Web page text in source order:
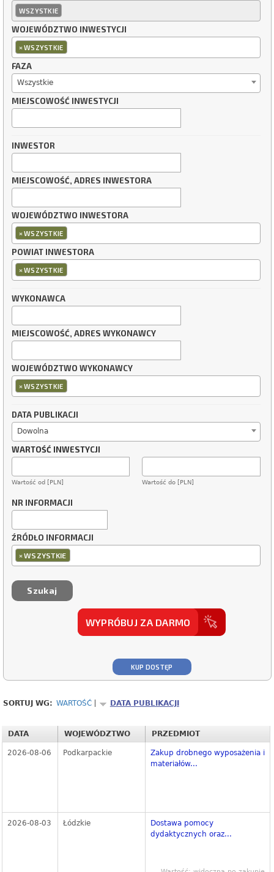
WSZYSTKIE
WOJEWÓDZTWO INWESTYCJI
×WSZYSTKIE
FAZA
Wszystkie
MIEJSCOWOŚĆ INWESTYCJI
INWESTOR
MIEJSCOWOŚĆ, ADRES INWESTORA
WOJEWÓDZTWO INWESTORA
×WSZYSTKIE
POWIAT INWESTORA
×WSZYSTKIE
WYKONAWCA
MIEJSCOWOŚĆ, ADRES WYKONAWCY
WOJEWÓDZTWO WYKONAWCY
×WSZYSTKIE
DATA PUBLIKACJI
Dowolna
WARTOŚĆ INWESTYCJI
Wartość od [PLN] Wartość do [PLN]
NR INFORMACJI
ŹRÓDŁO INFORMACJI
×WSZYSTKIE
WYPRÓBUJ ZA DARMO
KUP DOSTĘP
SORTUJ WG: WARTOŚĆ DATA PUBLIKACJI
DATA WOJEWÓDZTWO PRZEDMIOT
2026-08-06 Podkarpackie
Zakup drobnego wyposażenia i
materiałów...
2026-08-03 Łódzkie
Dostawa pomocy
dydaktycznych oraz...